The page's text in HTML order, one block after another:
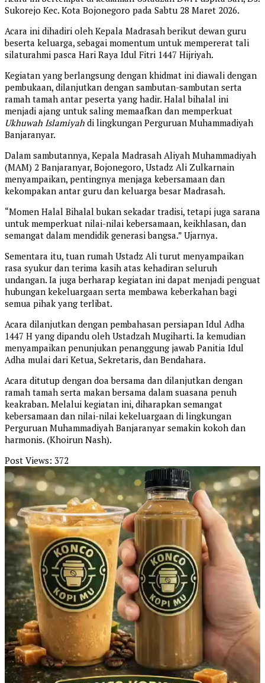
Sukorejo Kec. Kota Bojonegoro pada Sabtu 28 Maret 2026.
Acara ini dihadiri oleh Kepala Madrasah berikut dewan guru
beserta keluarga, sebagai momentum untuk mempererat tali
silaturahmi pasca Hari Raya Idul Fitri 1447 Hijriyah.
Kegiatan yang berlangsung dengan khidmat ini diawali dengan
pembukaan, dilanjutkan dengan sambutan-sambutan serta
ramah tamah antar peserta yang hadir. Halal bihalal ini
menjadi ajang untuk saling memaafkan dan memperkuat
Ukhuwah Islamiyah di lingkungan Perguruan Muhammadiyah
Banjaranyar.
Dalam sambutannya, Kepala Madrasah Aliyah Muhammadiyah
(MAM) 2 Banjaranyar, Bojonegoro, Ustadz Ali Zulkarnain
menyampaikan, pentingnya menjaga kebersamaan dan
kekompakan antar guru dan keluarga besar Madrasah.
“Momen Halal Bihalal bukan sekadar tradisi, tetapi juga sarana
untuk memperkuat nilai-nilai kebersamaan, keikhlasan, dan
semangat dalam mendidik generasi bangsa.” Ujarnya.
Sementara itu, tuan rumah Ustadz Ali turut menyampaikan
rasa syukur dan terima kasih atas kehadiran seluruh
undangan. Ia juga berharap kegiatan ini dapat menjadi penguat
hubungan kekeluargaan serta membawa keberkahan bagi
semua pihak yang terlibat.
Acara dilanjutkan dengan pembahasan persiapan Idul Adha
1447 H yang dipandu oleh Ustadzah Mugiharti. Ia kemudian
menyampaikan penunjukan penanggung jawab Panitia Idul
Adha mulai dari Ketua, Sekretaris, dan Bendahara.
Acara ditutup dengan doa bersama dan dilanjutkan dengan
ramah tamah serta makan bersama dalam suasana penuh
keakraban. Melalui kegiatan ini, diharapkan semangat
kebersamaan dan nilai-nilai kekeluargaan di lingkungan
Perguruan Muhammadiyah Banjaranyar semakin kokoh dan
harmonis. (Khoirun Nash).
Post Views: 372